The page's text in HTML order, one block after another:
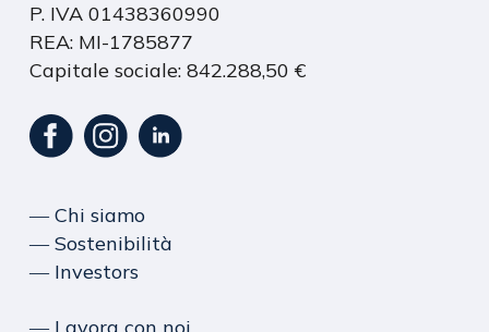
P. IVA 01438360990
REA: MI-1785877
Capitale sociale: 842.288,50 €
― Chi siamo
― Sostenibilità
― Investors